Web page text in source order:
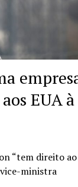
EUA à
“tem direito ao
ministra